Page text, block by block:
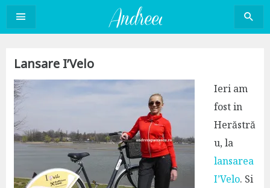
Sari
conținut
Lansare I’Velo
Ieri am
fost in
Herăstră
u, la
lansarea
I’Velo. Si